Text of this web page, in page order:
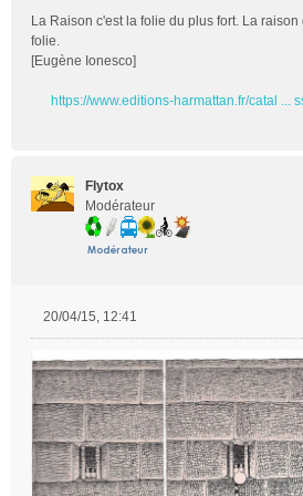
La Raison c'est la folie du plus fort. La
folie.
[Eugène Ionesco]
https://www.editions-harmattan.fr/catal ...
Flytox
Modérateur
s
s
a
g
e
n
o
20/04/15, 12:41